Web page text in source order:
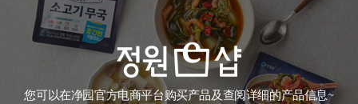
您可以在净园官方电商平台购买产品及查阅详细的产品信息~